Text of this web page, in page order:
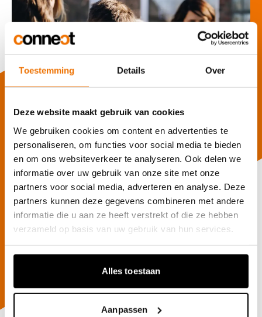
Toestemming Details Over
Deze website maakt gebruik van cookies
We gebruiken cookies om content en advertenties te
personaliseren, om functies voor social media te bieden
en om ons websiteverkeer te analyseren. Ook delen we
informatie over uw gebruik van onze site met onze
partners voor social media, adverteren en analyse. Deze
partners kunnen deze gegevens combineren met andere
informatie die u aan ze heeft verstrekt of die ze hebben
verzameld op basis van uw gebruik van hun services.
Alles toestaan
Aanpassen
Limburg.net
Hoe we Limburgers en Diestenaren
anders naar afval doen kijken